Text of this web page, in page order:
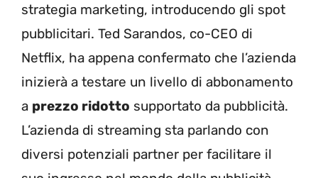
strategia marketing, introducendo gli spot
pubblicitari. Ted Sarandos, co-CEO di
Netflix, ha appena confermato che l’azienda
inizierà a testare un livello di abbonamento
a prezzo ridotto supportato da pubblicità.
L’azienda di streaming sta parlando con
diversi potenziali partner per facilitare il